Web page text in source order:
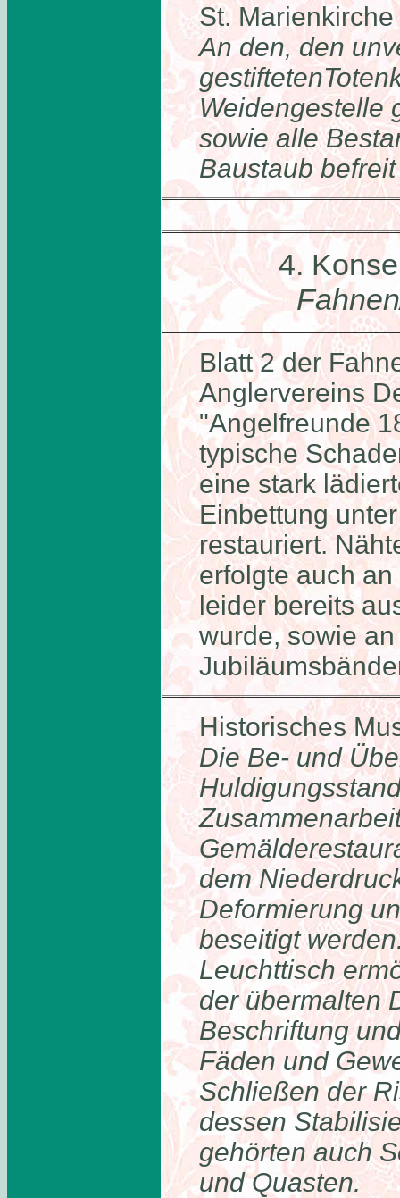
St.
An den, den
Weidengestelle
sowie alle
Baustaub
4.
Blatt 2 der
Anglervereins
"Angelfreunde
typische
eine stark
Einbettung
restauriert.
erfolgte auch
leider bereits
wurde, sowie
Historisches
Die Be- und
dem
Deformierung
beseitigt
Leuchttisch
der übermalten
Beschriftung
Fäden und
Schließen der
dessen
gehörten auch
und Quasten.